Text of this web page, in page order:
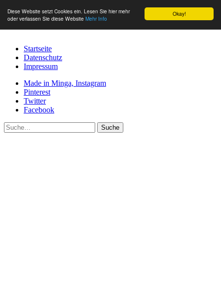
Okay!
Diese Website setzt Cookies ein. Lesen Sie hier mehr
oder verlassen Sie diese Website Mehr Info
Startseite
Datenschutz
Impressum
Made in Minga, Instagram
Pinterest
Twitter
Facebook
Suche